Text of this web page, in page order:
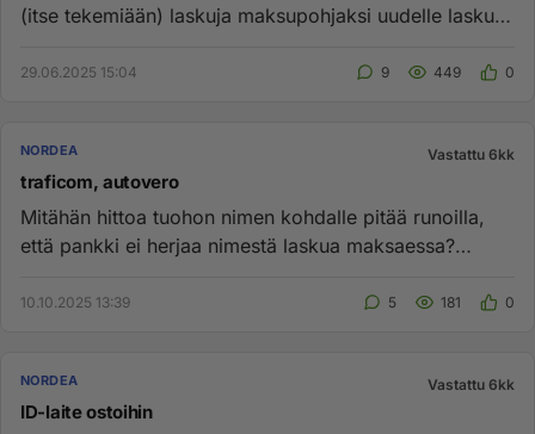
(itse tekemiään) laskuja maksupohjaksi uudelle laskulle
29.06.2025 15:04 9 449 0
NORDEA Vastattu 6kk
traficom, autovero
Mitähän hittoa tuohon nimen kohdalle pitää runoilla,
että pankki ei herjaa nimestä laskua maksaessa?
10.10.2025 13:39 5 181 0
NORDEA Vastattu 6kk
ID-laite ostoihin